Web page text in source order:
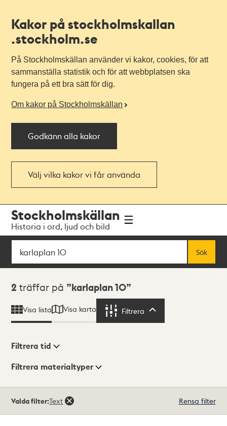
Kakor på stockholmskallan
.stockholm.se
På Stockholmskällan använder vi kakor, cookies, för att
sammanställa statistik och för att webbplatsen ska
fungera på ett bra sätt för dig.
Om kakor på Stockholmskällan
Godkänn alla kakor
Välj vilka kakor vi får använda
navigationen
huvudinnehållet
Stockholmskällan
Historia i ord, ljud och bild
Sök
Sök
Sökresultat
2 träffar på karlaplan 10
Visa lista Visa karta Filtrera
Visningsläge
Filtrera tid
Filtrera materialtyper
träffar
Valda filter:Text Rensa filter